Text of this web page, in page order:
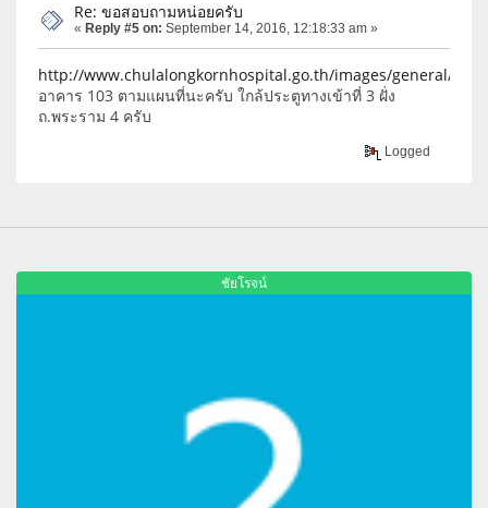
Re: ขอสอบถามหน่อยครับ
« Reply #5 on: September 14, 2016, 12:18:33 am »
http://www.chulalongkornhospital.go.th/images/general/
อาคาร 103 ตามแผนที่นะครับ ใกล้ประตูทางเข้าที่ 3 ฝั่ง
ถ.พระราม 4 ครับ
Logged
ชัยโรจน์